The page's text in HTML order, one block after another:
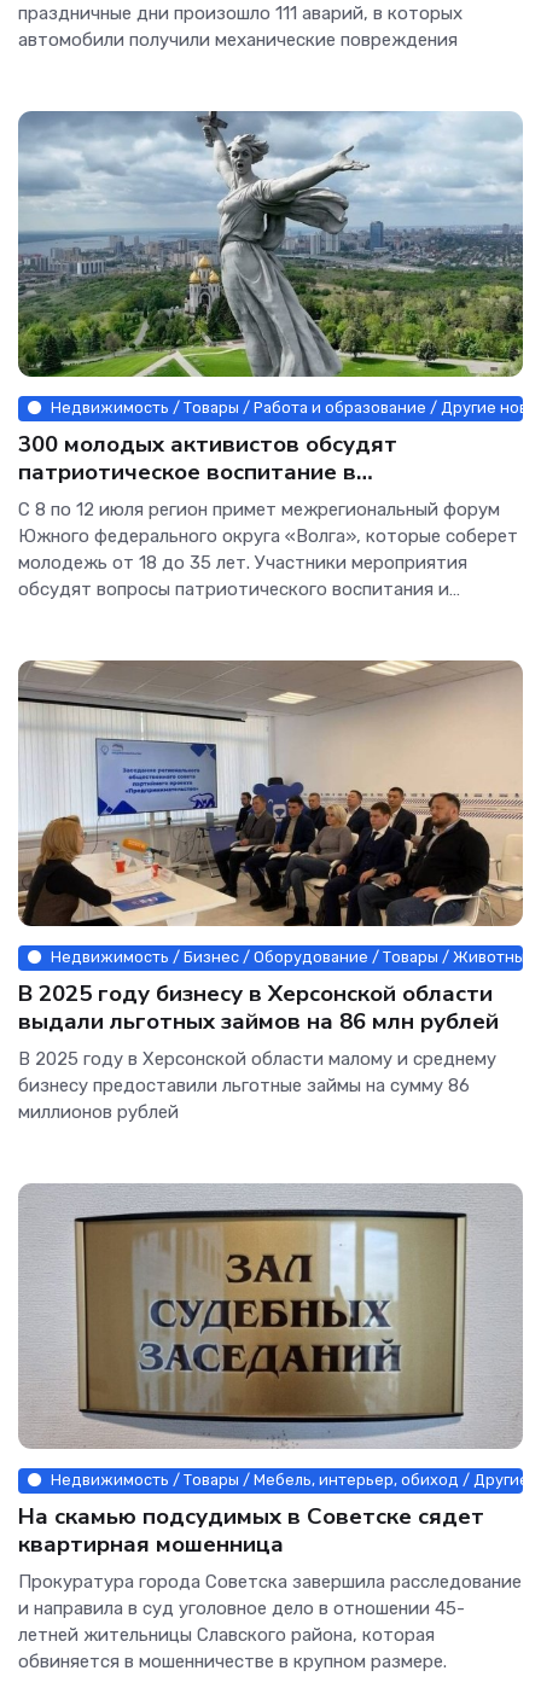
праздничные дни произошло 111 аварий, в которых
автомобили получили механические повреждения
Недвижимость / Товары / Работа и образование / Другие
300 молодых активистов обсудят
патриотическое воспитание в
Волгоградской области
С 8 по 12 июля регион примет межрегиональный форум
Южного федерального округа «Волга», которые соберет
молодежь от 18 до 35 лет. Участники мероприятия
обсудят вопросы патриотического воспитания и
Недвижимость / Бизнес / Оборудование / Товары / Животные
В 2025 году бизнесу в Херсонской области
выдали льготных займов на 86 млн рублей
В 2025 году в Херсонской области малому и среднему
бизнесу предоставили льготные займы на сумму 86
миллионов рублей
Недвижимость / Товары / Мебель, интерьер, обиход / Другие
На скамью подсудимых в Советске сядет
квартирная мошенница
Прокуратура города Советска завершила расследование
и направила в суд уголовное дело в отношении 45-
летней жительницы Славского района, которая
обвиняется в мошенничестве в крупном размере.